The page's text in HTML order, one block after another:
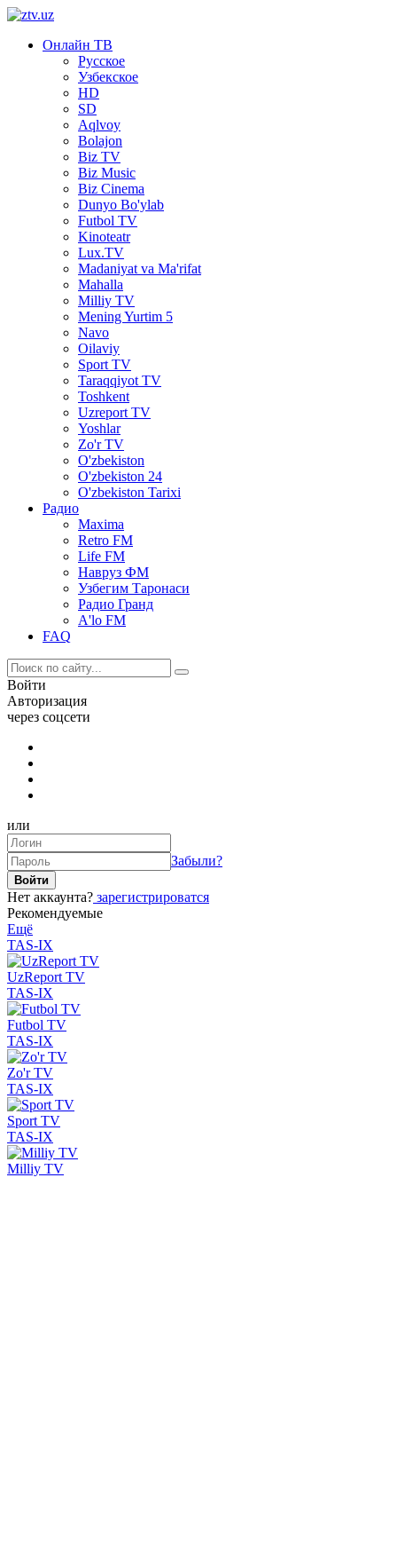
Онлайн ТВ
Русское
Узбекское
HD
SD
Aqlvoy
Bolajon
Biz TV
Biz Music
Biz Cinema
Dunyo Bo'ylab
Futbol TV
Kinoteatr
Lux.TV
Madaniyat va Ma'rifat
Mahalla
Milliy TV
Mening Yurtim 5
Navo
Oilaviy
Sport TV
Taraqqiyot TV
Toshkent
Uzreport TV
Yoshlar
Zo'r TV
O'zbekiston
O'zbekiston 24
O'zbekiston Tarixi
Радио
Maxima
Retro FM
Life FM
Навруз ФМ
Узбегим Таронаси
Радио Гранд
A'lo FM
FAQ
Войти
Авторизация
через соцсети
или
Забыли?
Войти
Нет аккаунта? зарегистрироватся
Рекомендуемые
Ещё
TAS-IX
UzReport TV
TAS-IX
Futbol TV
TAS-IX
Zo'r TV
TAS-IX
Sport TV
TAS-IX
Milliy TV